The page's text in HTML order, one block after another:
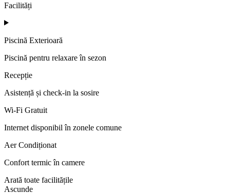
Facilități
Piscină Exterioară
Piscină pentru relaxare în sezon
Recepție
Asistență și check-in la sosire
Wi-Fi Gratuit
Internet disponibil în zonele comune
Aer Condiționat
Confort termic în camere
Arată toate facilitățile
Ascunde